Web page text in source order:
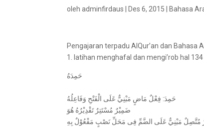
olehadminfirdaus Des 6, 2015 Bahasa
Pengajaran terpadu AlQur’an dan Bahasa
1. latihan menghafal dan mengi’rob hal
حَمِدَهُ
حَمِدَ: فِعْلٌ مَاضٍ مَبْنِيٌّ عَلَى الْفَتْحِ وَفَاعِلُهُ
ضَمِيْرٌ مُسْتَتِرٌ تَقْدِيْرُهُ هُوَ
مُتَّصِلٌ مَبْنِيٌّ عَلَى الضَّمِّ فِى مَحَلِّ نَصْبٍ مَفْعُوْلٌ بِهِ